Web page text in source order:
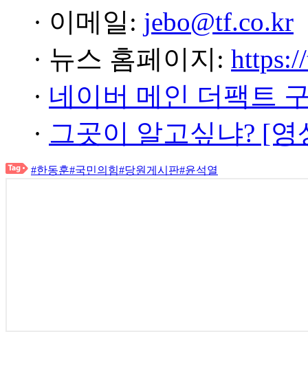
· 이메일: jebo@tf.co.kr
· 뉴스 홈페이지:
· 네이버 메인 더팩트
· 그곳이 알고싶냐? [
#한동훈#국민의힘#당원게시판#윤석열